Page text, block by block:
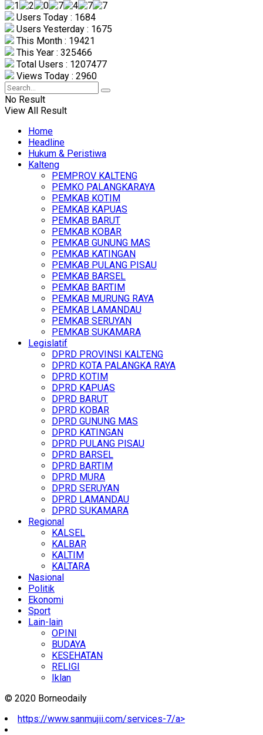
Users Today : 1684
Users Yesterday : 1675
This Month : 19421
This Year : 325466
Total Users : 1207477
Views Today : 2960
No Result
View All Result
Home
Headline
Hukum & Peristiwa
Kalteng
PEMPROV KALTENG
PEMKO PALANGKARAYA
PEMKAB KOTIM
PEMKAB KAPUAS
PEMKAB BARUT
PEMKAB KOBAR
PEMKAB GUNUNG MAS
PEMKAB KATINGAN
PEMKAB PULANG PISAU
PEMKAB BARSEL
PEMKAB BARTIM
PEMKAB MURUNG RAYA
PEMKAB LAMANDAU
PEMKAB SERUYAN
PEMKAB SUKAMARA
Legislatif
DPRD PROVINSI KALTENG
DPRD KOTA PALANGKA RAYA
DPRD KOTIM
DPRD KAPUAS
DPRD BARUT
DPRD KOBAR
DPRD GUNUNG MAS
DPRD KATINGAN
DPRD PULANG PISAU
DPRD BARSEL
DPRD BARTIM
DPRD MURA
DPRD SERUYAN
DPRD LAMANDAU
DPRD SUKAMARA
Regional
KALSEL
KALBAR
KALTIM
KALTARA
Nasional
Politik
Ekonomi
Sport
Lain-lain
OPINI
BUDAYA
KESEHATAN
RELIGI
Iklan
© 2020 Borneodaily
https://www.sanmujii.com/services-7/a>